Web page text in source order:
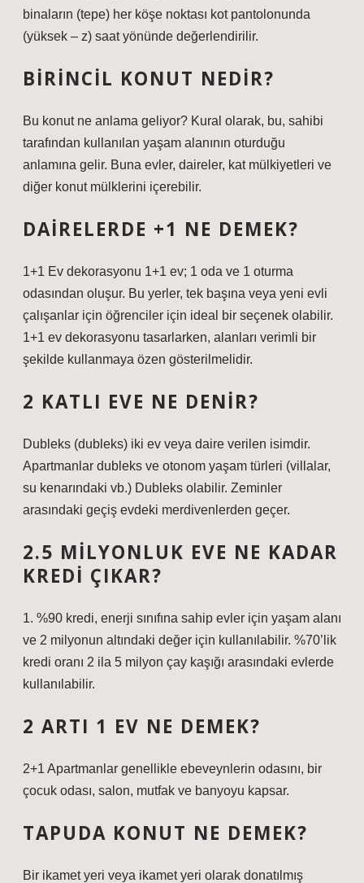
binaların (tepe) her köşe noktası kot pantolonunda
(yüksek – z) saat yönünde değerlendirilir.
BIRINCIL KONUT NEDIR?
Bu konut ne anlama geliyor? Kural olarak, bu, sahibi
tarafından kullanılan yaşam alanının oturduğu
anlamına gelir. Buna evler, daireler, kat mülkiyetleri ve
diğer konut mülklerini içerebilir.
DAIRELERDE +1 NE DEMEK?
1+1 Ev dekorasyonu 1+1 ev; 1 oda ve 1 oturma
odasından oluşur. Bu yerler, tek başına veya yeni evli
çalışanlar için öğrenciler için ideal bir seçenek olabilir.
1+1 ev dekorasyonu tasarlarken, alanları verimli bir
şekilde kullanmaya özen gösterilmelidir.
2 KATLI EVE NE DENIR?
Dubleks (dubleks) iki ev veya daire verilen isimdir.
Apartmanlar dubleks ve otonom yaşam türleri (villalar,
su kenarındaki vb.) Dubleks olabilir. Zeminler
arasındaki geçiş evdeki merdivenlerden geçer.
2.5 MILYONLUK EVE NE KADAR
KREDI ÇIKAR?
1. %90 kredi, enerji sınıfına sahip evler için yaşam alanı
ve 2 milyonun altındaki değer için kullanılabilir. %70’lik
kredi oranı 2 ila 5 milyon çay kaşığı arasındaki evlerde
kullanılabilir.
2 ARTI 1 EV NE DEMEK?
2+1 Apartmanlar genellikle ebeveynlerin odasını, bir
çocuk odası, salon, mutfak ve banyoyu kapsar.
TAPUDA KONUT NE DEMEK?
Bir ikamet yeri veya ikamet yeri olarak donatılmış